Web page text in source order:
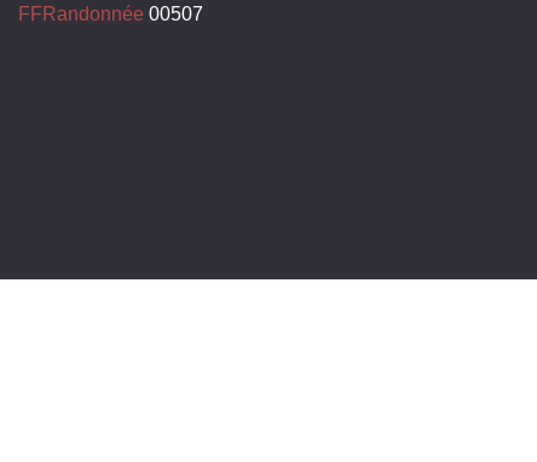
FFRandonnée 00507